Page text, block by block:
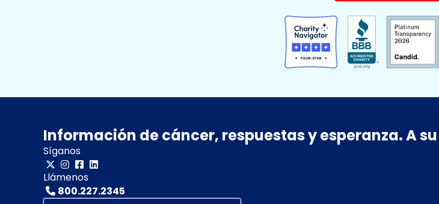
Información de cáncer, respuestas y esperanza. A
Síganos
Llámenos
800.227.2345